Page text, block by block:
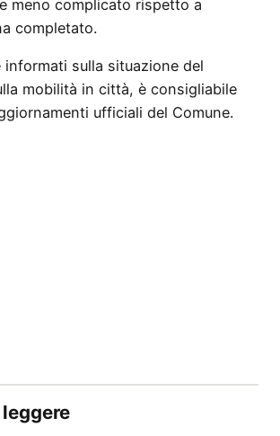
meno complicato rispetto a
completato.
informati sulla situazione del
mobilità in città, è consigliabile
ufficiali del Comune.